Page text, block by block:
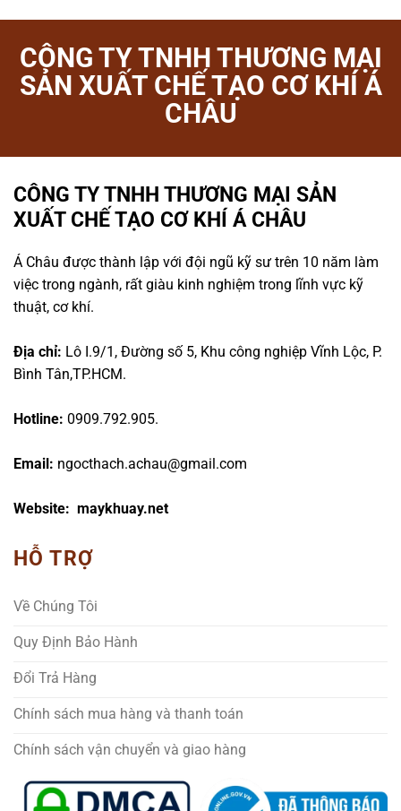
CÔNG TY TNHH THƯƠNG MẠI
SẢN XUẤT CHẾ TẠO CƠ KHÍ Á
CHÂU
CÔNG TY TNHH THƯƠNG MẠI SẢN
XUẤT CHẾ TẠO CƠ KHÍ Á CHÂU
Á Châu được thành lập với đội ngũ kỹ sư trên 10 năm làm
việc trong ngành, rất giàu kinh nghiệm trong lĩnh vực kỹ
thuật, cơ khí.
Địa chỉ: Lô I.9/1, Đường số 5, Khu công nghiệp Vĩnh Lộc, P.
Bình Tân,TP.HCM.
Hotline: 0909.792.905.
Email: ngocthach.achau@gmail.com
Website: maykhuay.net
HỖ TRỢ
Về Chúng Tôi
Quy Định Bảo Hành
Đổi Trả Hàng
Chính sách mua hàng và thanh toán
Chính sách vận chuyển và giao hàng